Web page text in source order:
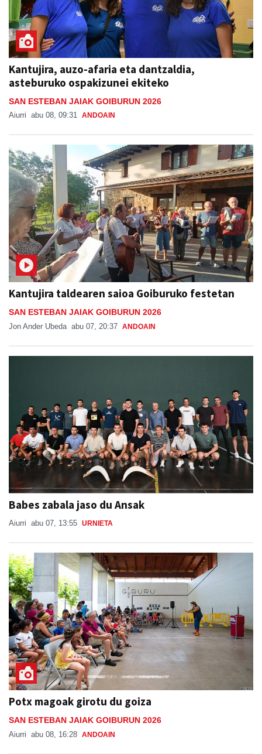
Kantujira, auzo-afaria eta dantzaldia,
asteburuko ospakizunei ekiteko
SAN ESTEBAN JAIAK GOIBURUN 2026
Aiurri abu 08, 09:31 ANDOAIN
Kantujira taldearen saioa Goiburuko festetan
SAN ESTEBAN JAIAK GOIBURUN 2026
Jon Ander Ubeda abu 07, 20:37 ANDOAIN
Babes zabala jaso du Ansak
Aiurri abu 07, 13:55 URNIETA
Potx magoak girotu du goiza
SAN ESTEBAN JAIAK GOIBURUN 2026
Aiurri abu 08, 16:28 ANDOAIN